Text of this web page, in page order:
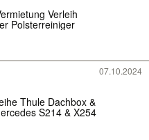
Verleih
Polsterreiniger
07.10.2024
Thule Dachbox &
S214 & X254